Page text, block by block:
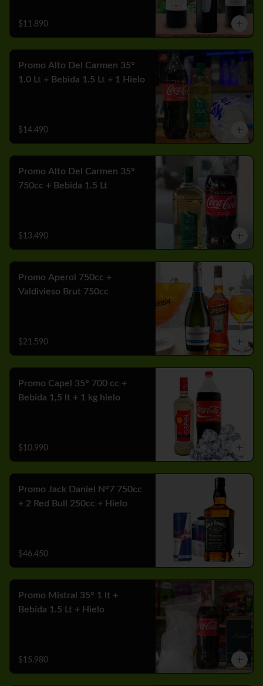
$11.890
Promo Alto Del Carmen 35°
1.0 Lt + Bebida 1.5 Lt + 1 Hielo
$14.490
Promo Alto Del Carmen 35°
750cc + Bebida 1.5 Lt
$13.490
Promo Aperol 750cc +
Valdivieso Brut 750cc
$21.590
Promo Capel 35° 700 cc +
Bebida 1,5 lt + 1 kg hielo
$10.990
Promo Jack Daniel N°7 750cc
+ 2 Red Bull 250cc + Hielo
$46.450
Promo Mistral 35° 1 lt +
Bebida 1.5 Lt + Hielo
$15.980